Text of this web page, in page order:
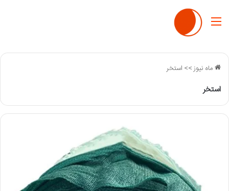
منو
ماه نیوز>> استخر
استخر